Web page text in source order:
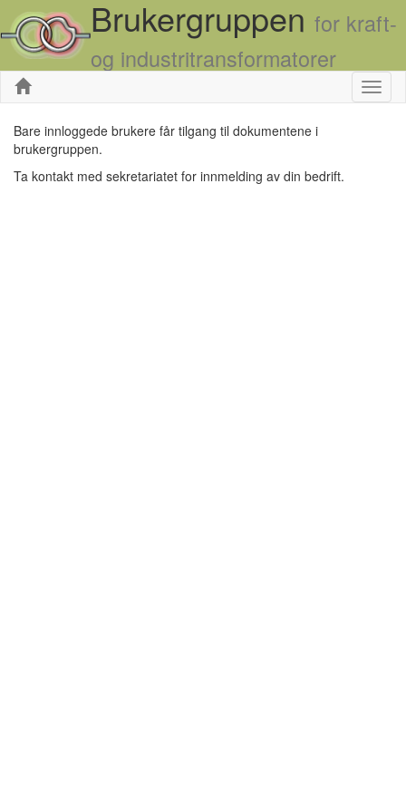
Brukergruppen for kraft-
og industritransformatorer
Skjul
Bare innloggede brukere får tilgang til dokumentene i
brukergruppen.
Ta kontakt med sekretariatet for innmelding av din bedrift.